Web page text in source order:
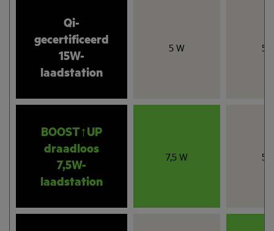
Qi-
gecertificeerd
15W-
laadstation
5 W 5
BOOST↑UP
draadloos
7,5W-
laadstation
7,5 W 5